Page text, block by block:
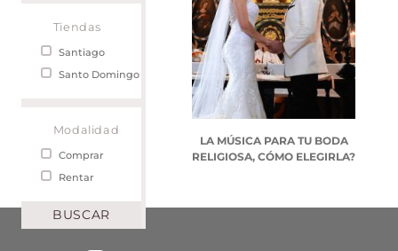
Tiendas
Santiago
Santo Domingo
Modalidad
Comprar
Rentar
LA MÚSICA PARA TU BODA
RELIGIOSA, CÓMO ELEGIRLA?